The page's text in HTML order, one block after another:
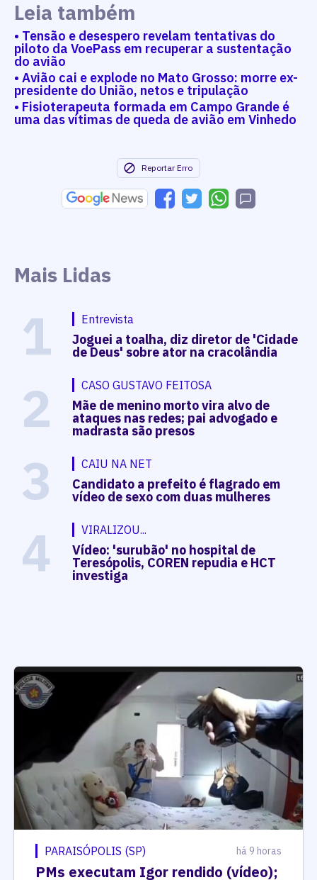
Leia também
• Tensão e desespero revelam tentativas do
piloto da VoePass em recuperar a sustentação
do avião
• Avião cai e explode no Mato Grosso: morre ex-
presidente do União, netos e tripulação
• Fisioterapeuta formada em Campo Grande é
uma das vítimas de queda de avião em Vinhedo
Reportar Erro
Mais Lidas
1 Entrevista
Joguei a toalha, diz diretor de 'Cidade
de Deus' sobre ator na cracolândia
2 CASO GUSTAVO FEITOSA
Mãe de menino morto vira alvo de
ataques nas redes; pai advogado e
madrasta são presos
3 CAIU NA NET
Candidato a prefeito é flagrado em
vídeo de sexo com duas mulheres
4 VIRALIZOU...
Vídeo: 'surubão' no hospital de
Teresópolis, COREN repudia e HCT
investiga
PARAISÓPOLIS (SP) há 9 horas
PMs executam Igor rendido (vídeo);